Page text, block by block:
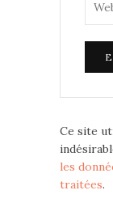
Ce site
les
traitées.